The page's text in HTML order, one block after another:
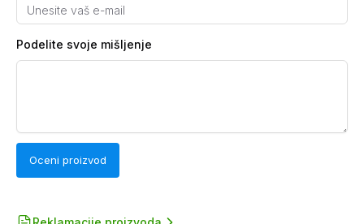
Podelite svoje mišljenje
Oceni proizvod